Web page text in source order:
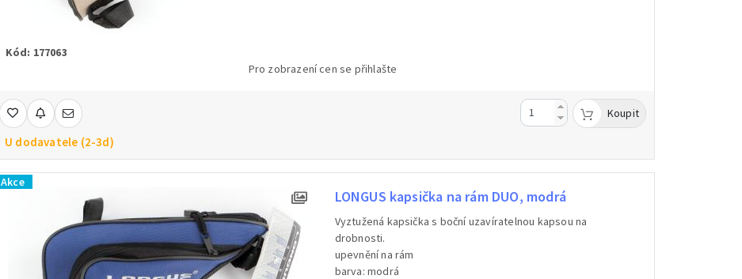
Kód: 177063
Pro zobrazení cen se přihlašte
U dodavatele (2-3d)
Koupit
Akce
LONGUS kapsička na rám DUO, modrá
Vyztužená kapsička s boční uzavíratelnou kapsou na
drobnosti.
upevnění na rám
barva: modrá